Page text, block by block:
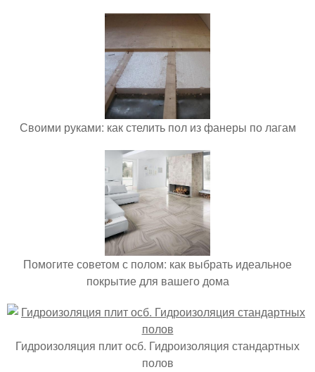
Своими руками: как стелить пол из фанеры по лагам
Помогите советом с полом: как выбрать идеальное
покрытие для вашего дома
Гидроизоляция плит осб. Гидроизоляция стандартных
полов